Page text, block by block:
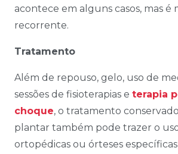
acontece em alguns casos, mas é
recorrente.
Tratamento
Além de repouso, gelo, uso de
sessões de fisioterapias e terapia
choque, o tratamento
plantar também pode trazer o
ortopédicas ou órteses específicas